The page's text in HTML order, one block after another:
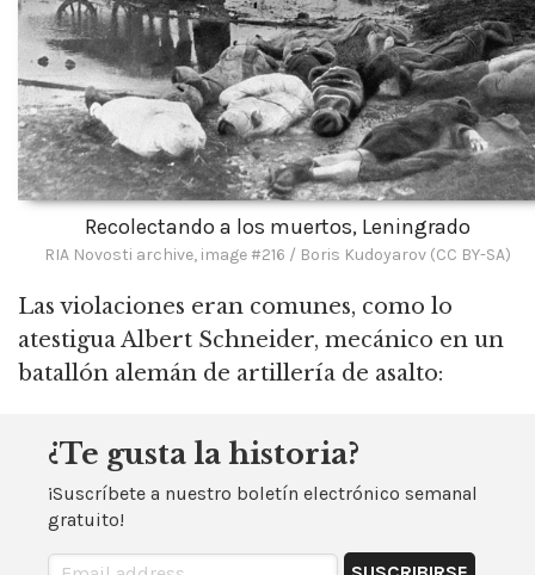
Recolectando a los muertos, Leningrado
RIA Novosti archive, image #216 / Boris Kudoyarov (CC BY-SA)
Las violaciones eran comunes, como lo
atestigua Albert Schneider, mecánico en un
batallón alemán de artillería de asalto:
¿Te gusta la historia?
¡Suscríbete a nuestro boletín electrónico semanal
gratuito!